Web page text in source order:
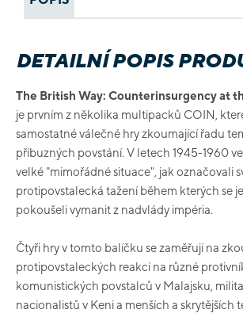
DETAILNÍ POPIS
The British Way: Counterinsurgency at
je prvním z několika multipacků COIN,
samostatné válečné hry zkoumající řadu
příbuzných povstání. V letech 1945-1960
velké "mimořádné situace", jak označovali
protipovstalecká tažení během kterých se
pokoušeli vymanit z nadvlády impéria.
Čtyři hry v tomto balíčku se zaměřují na
protipovstaleckých reakcí na různé
komunistických povstalců v Malajsku,
nacionalistů v Keni a menších a skrytějších